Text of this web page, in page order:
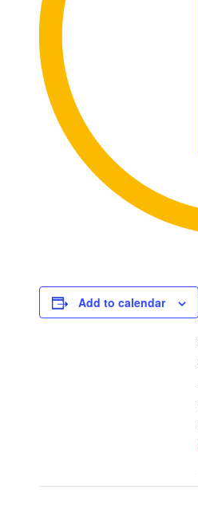
Add to calendar